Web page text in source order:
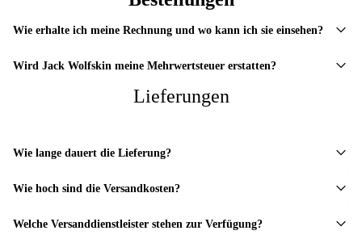
Wie erhalte ich meine Rechnung und wo kann ich sie einsehen?
Wird Jack Wolfskin meine Mehrwertsteuer erstatten?
Lieferungen
Wie lange dauert die Lieferung?
Wie hoch sind die Versandkosten?
Welche Versanddienstleister stehen zur Verfügung?